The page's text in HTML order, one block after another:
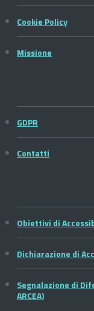
Cookie Policy
Missione
GDPR
Contatti
Obiettivi di
Dichiarazione di
Segnalazione di
ARCEA)